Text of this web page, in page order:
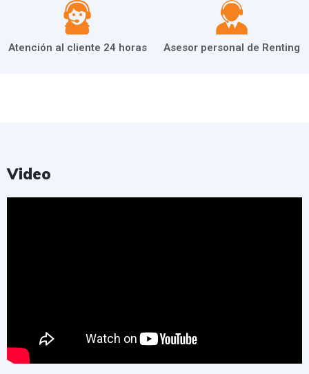
Atención al cliente 24 horas Asesor personal de Renting
Video